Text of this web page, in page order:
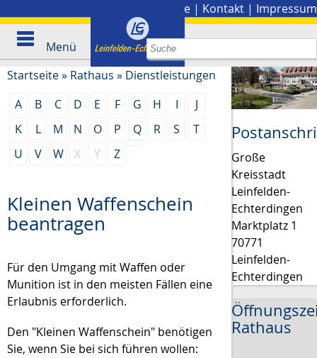
Presse | Kontakt | Impressum
Menü
Startseite» Rathaus » Dienstleistungen
A
B C D E F G H I
J
K
L M N O P Q R S
T
U
V W X Y Z
Kleinen Waffenschein
beantragen
Für den Umgang mit Waffen oder
Munition ist in den meisten Fällen eine
Erlaubnis erforderlich.
Den "Kleinen Waffenschein" benötigen
Sie, wenn Sie bei sich führen wollen:
Große
Kreisstadt
Leinfelden-
Echterdingen
Marktplatz 1
70771
Leinfelden-
Echterdingen
Rathaus